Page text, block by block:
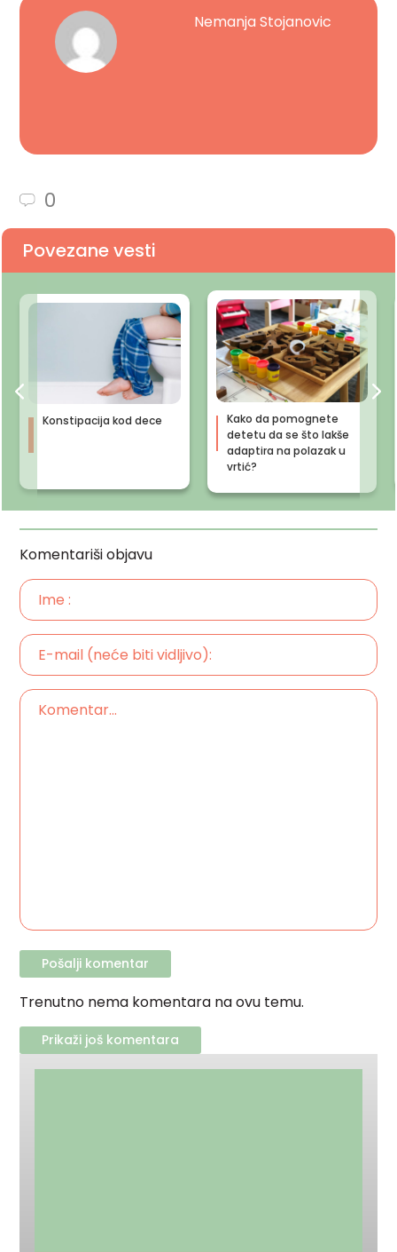
Nemanja Stojanovic
0
Povezane vesti
Konstipacija kod dece
Kako da pomognete
detetu da se što lakše
adaptira na polazak u
vrtić?
Komentariši objavu
Trenutno nema komentara na ovu temu.
Prikaži još komentara